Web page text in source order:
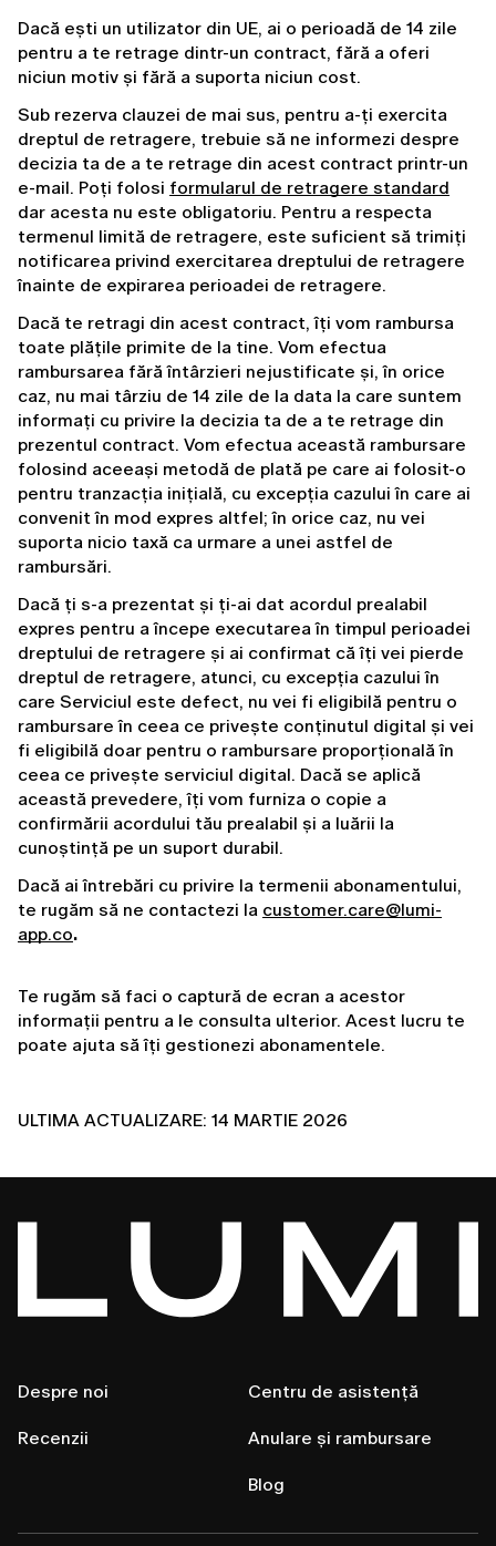
Dacă ești un utilizator din UE, ai o perioadă de 14 zile
pentru a te retrage dintr-un contract, fără a oferi
niciun motiv și fără a suporta niciun cost.
Sub rezerva clauzei de mai sus, pentru a-ți exercita
dreptul de retragere, trebuie să ne informezi despre
decizia ta de a te retrage din acest contract printr-un
e-mail. Poți folosi formularul de retragere standard
dar acesta nu este obligatoriu. Pentru a respecta
termenul limită de retragere, este suficient să trimiți
notificarea privind exercitarea dreptului de retragere
înainte de expirarea perioadei de retragere.
Dacă te retragi din acest contract, îți vom rambursa
toate plățile primite de la tine. Vom efectua
rambursarea fără întârzieri nejustificate și, în orice
caz, nu mai târziu de 14 zile de la data la care suntem
informați cu privire la decizia ta de a te retrage din
prezentul contract. Vom efectua această rambursare
folosind aceeași metodă de plată pe care ai folosit-o
pentru tranzacția inițială, cu excepția cazului în care ai
convenit în mod expres altfel; în orice caz, nu vei
suporta nicio taxă ca urmare a unei astfel de
rambursări.
Dacă ți s-a prezentat și ți-ai dat acordul prealabil
expres pentru a începe executarea în timpul perioadei
dreptului de retragere și ai confirmat că îți vei pierde
dreptul de retragere, atunci, cu excepția cazului în
care Serviciul este defect, nu vei fi eligibilă pentru o
rambursare în ceea ce privește conținutul digital și vei
fi eligibilă doar pentru o rambursare proporțională în
ceea ce privește serviciul digital. Dacă se aplică
această prevedere, îți vom furniza o copie a
confirmării acordului tău prealabil și a luării la
cunoștință pe un suport durabil.
Dacă ai întrebări cu privire la termenii abonamentului,
te rugăm să ne contactezi la customer.care@lumi-
app.co.
Te rugăm să faci o captură de ecran a acestor
informații pentru a le consulta ulterior. Acest lucru te
poate ajuta să îți gestionezi abonamentele.
ULTIMA ACTUALIZARE: 14 MARTIE 2026
Despre noi
Recenzii
Centru de asistență
Anulare și rambursare
Blog